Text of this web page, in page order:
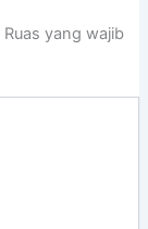
Ruas yang wajib